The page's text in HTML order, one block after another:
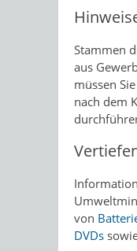
Stammen
aus
müssen
nach dem
von
DVDs